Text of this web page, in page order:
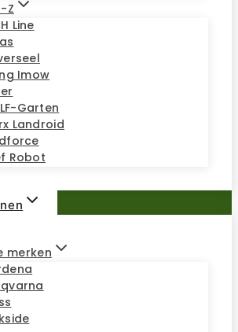
Z
Line
Imow
Garten
Landroid
Robot
merken